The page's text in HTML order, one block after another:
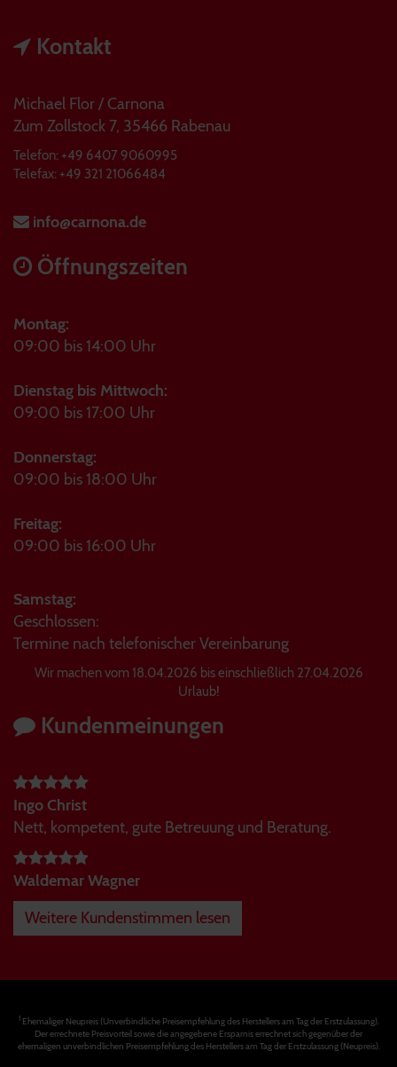
Kontakt
Michael Flor / Carnona
Zum Zollstock 7, 35466 Rabenau
Telefon: +49 6407 9060995
Telefax: +49 321 21066484
info@carnona.de
Öffnungszeiten
Montag:
09:00 bis 14:00 Uhr
Dienstag bis Mittwoch:
09:00 bis 17:00 Uhr
Donnerstag:
09:00 bis 18:00 Uhr
Freitag:
09:00 bis 16:00 Uhr
Samstag:
Geschlossen:
Termine nach telefonischer Vereinbarung
Wir machen vom 18.04.2026 bis einschließlich 27.04.2026
Urlaub!
Kundenmeinungen
Ingo Christ
Nett, kompetent, gute Betreuung und Beratung.
Waldemar Wagner
Weitere Kundenstimmen lesen
1Ehemaliger Neupreis (Unverbindliche Preisempfehlung des Herstellers am Tag der Erstzulassung).
Der errechnete Preisvorteil sowie die angegebene Ersparnis errechnet sich gegenüber der
ehemaligen unverbindlichen Preisempfehlung des Herstellers am Tag der Erstzulassung (Neupreis).